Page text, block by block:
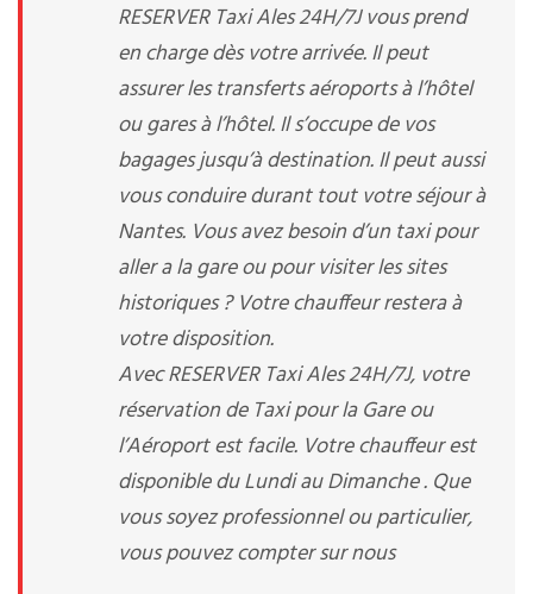
RESERVER Taxi Ales 24H/7J vous prend
en charge dès votre arrivée. Il peut
assurer les transferts aéroports à l’hôtel
ou gares à l’hôtel. Il s’occupe de vos
bagages jusqu’à destination. Il peut aussi
vous conduire durant tout votre séjour à
Nantes. Vous avez besoin d’un taxi pour
aller a la gare ou pour visiter les sites
historiques ? Votre chauffeur restera à
votre disposition.
Avec RESERVER Taxi Ales 24H/7J, votre
réservation de Taxi pour la Gare ou
l’Aéroport est facile. Votre chauffeur est
disponible du Lundi au Dimanche . Que
vous soyez professionnel ou particulier,
vous pouvez compter sur nous